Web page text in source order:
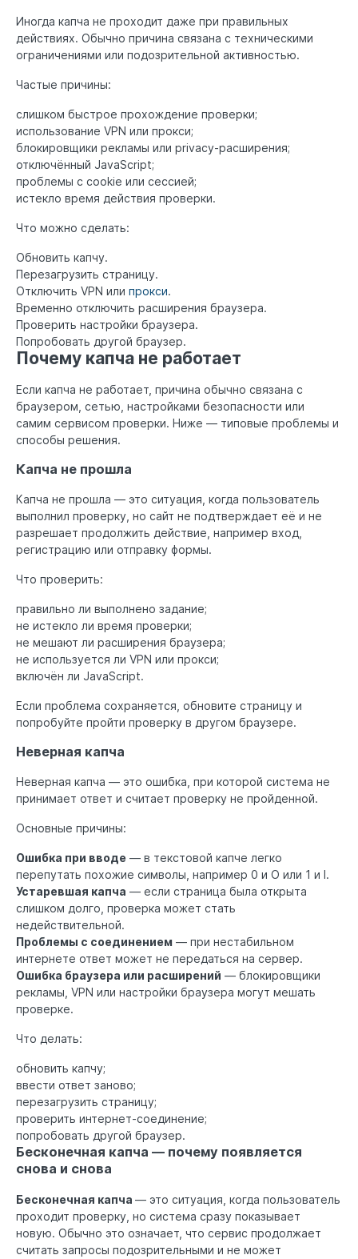
Иногда капча не проходит даже при правильных
действиях. Обычно причина связана с техническими
ограничениями или подозрительной активностью.
Частые причины:
слишком быстрое прохождение проверки;
использование VPN или прокси;
блокировщики рекламы или privacy-расширения;
отключённый JavaScript;
проблемы с cookie или сессией;
истекло время действия проверки.
Что можно сделать:
Обновить капчу.
Перезагрузить страницу.
Отключить VPN или прокси.
Временно отключить расширения браузера.
Проверить настройки браузера.
Попробовать другой браузер.
Почему капча не работает
Если капча не работает, причина обычно связана с
браузером, сетью, настройками безопасности или
самим сервисом проверки. Ниже — типовые проблемы и
способы решения.
Капча не прошла
Капча не прошла — это ситуация, когда пользователь
выполнил проверку, но сайт не подтверждает её и не
разрешает продолжить действие, например вход,
регистрацию или отправку формы.
Что проверить:
правильно ли выполнено задание;
не истекло ли время проверки;
не мешают ли расширения браузера;
не используется ли VPN или прокси;
включён ли JavaScript.
Если проблема сохраняется, обновите страницу и
попробуйте пройти проверку в другом браузере.
Неверная капча
Неверная капча — это ошибка, при которой система не
принимает ответ и считает проверку не пройденной.
Основные причины:
Ошибка при вводе — в текстовой капче легко
перепутать похожие символы, например 0 и O или 1 и I.
Устаревшая капча — если страница была открыта
слишком долго, проверка может стать
недействительной.
Проблемы с соединением — при нестабильном
интернете ответ может не передаться на сервер.
Ошибка браузера или расширений — блокировщики
рекламы, VPN или настройки браузера могут мешать
проверке.
Что делать:
обновить капчу;
ввести ответ заново;
перезагрузить страницу;
проверить интернет-соединение;
попробовать другой браузер.
Бесконечная капча — почему появляется
снова и снова
Бесконечная капча — это ситуация, когда пользователь
проходит проверку, но система сразу показывает
новую. Обычно это означает, что сервис продолжает
считать запросы подозрительными и не может